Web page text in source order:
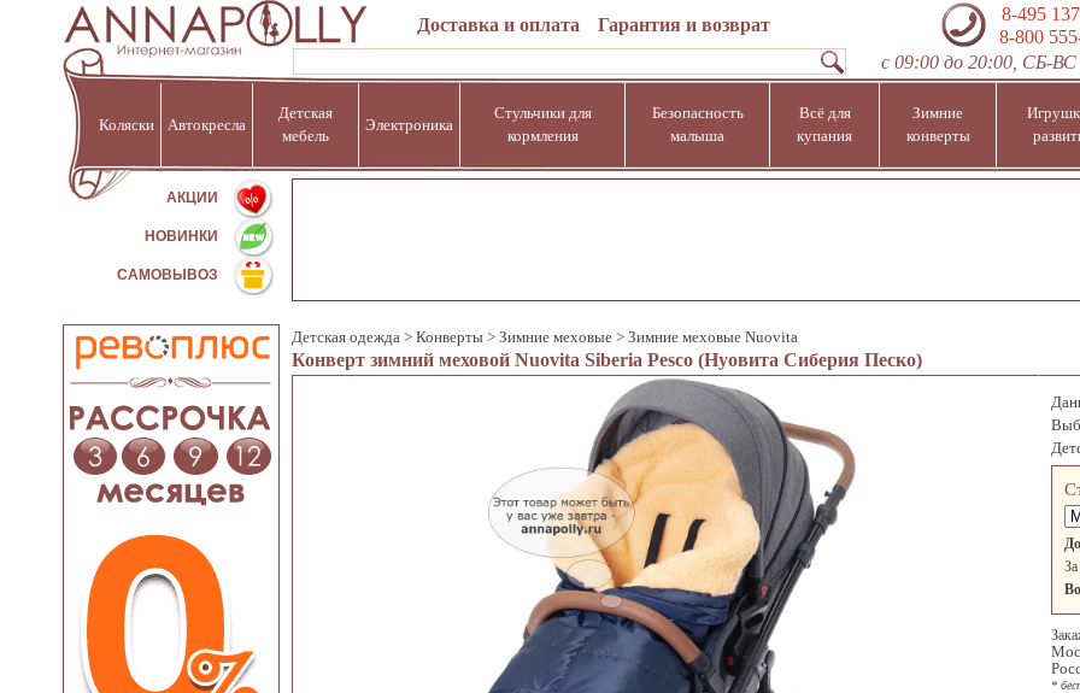
Доставка и оплата Гарантия и возврат
8-495
8-800
с 09:00 до 20:00, СБ-ВС
Коляски Автокресла
Детская
мебель
Электроника
Стульчики для
кормления
Безопасность
малыша
Всё для
купания
Зимние
конверты
АКЦИИ %
НОВИНКИ
САМОВЫВОЗ
Детская одежда > Конверты > Зимние меховые > Зимние меховые Nuovita
Конверт зимний меховой Nuovita Siberia Pesco (Нуовита Сиберия Песко)
*